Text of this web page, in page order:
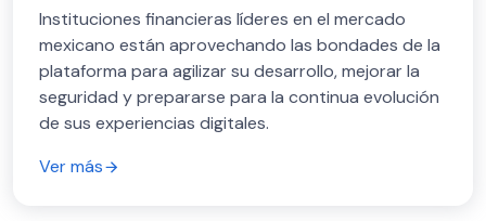
Instituciones financieras líderes en el mercado
mexicano están aprovechando las bondades de la
plataforma para agilizar su desarrollo, mejorar la
seguridad y prepararse para la continua evolución
de sus experiencias digitales.
Ver más